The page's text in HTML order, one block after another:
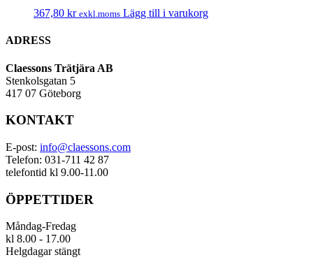
367,80 kr exkl.moms Lägg till i varukorg
ADRESS
Claessons Trätjära AB
Stenkolsgatan 5
417 07 Göteborg
KONTAKT
E-post: info@claessons.com
Telefon: 031-711 42 87
telefontid kl 9.00-11.00
ÖPPETTIDER
Måndag-Fredag
kl 8.00 - 17.00
Helgdagar stängt